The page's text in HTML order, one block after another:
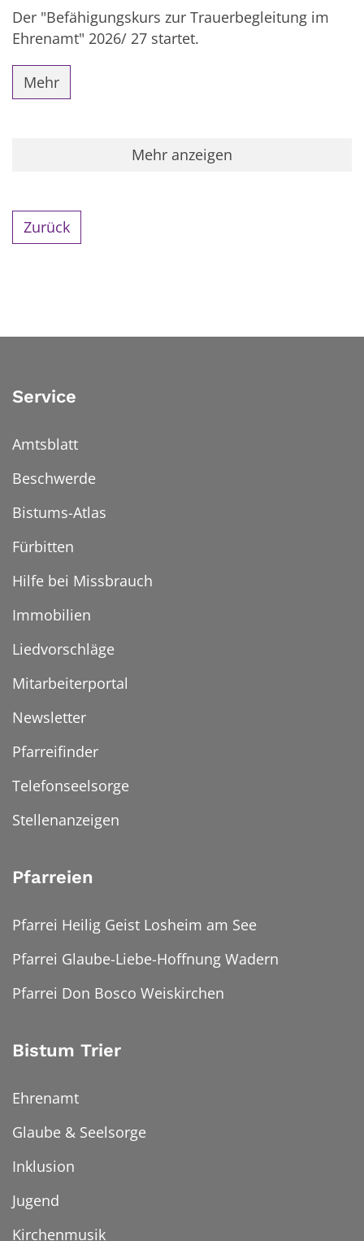
Der "Befähigungskurs zur Trauerbegleitung im
Ehrenamt" 2026/ 27 startet.
Mehr
Mehr anzeigen
Zurück
Service
Amtsblatt
Beschwerde
Bistums-Atlas
Fürbitten
Hilfe bei Missbrauch
Immobilien
Liedvorschläge
Mitarbeiterportal
Newsletter
Pfarreifinder
Telefonseelsorge
Stellenanzeigen
Pfarreien
Pfarrei Heilig Geist Losheim am See
Pfarrei Glaube-Liebe-Hoffnung Wadern
Pfarrei Don Bosco Weiskirchen
Bistum Trier
Ehrenamt
Glaube & Seelsorge
Inklusion
Jugend
Kirchenmusik